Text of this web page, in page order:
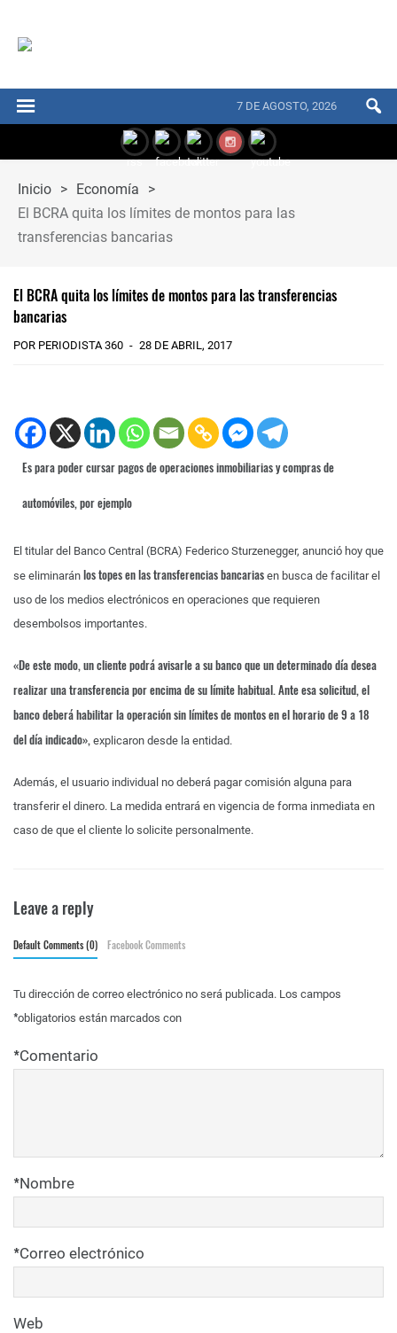
7 DE AGOSTO, 2026
Inicio > Economía
>
El BCRA quita los límites de montos para las
transferencias bancarias
El BCRA quita los límites de montos para las transferencias
bancarias
POR PERIODISTA 360 28 DE ABRIL, 2017
Es para poder cursar pagos de operaciones inmobiliarias y compras de
automóviles, por ejemplo
El titular del Banco Central (BCRA) Federico Sturzenegger, anunció hoy que
se eliminarán los topes en las transferencias bancarias en busca de facilitar el
uso de los medios electrónicos en operaciones que requieren
desembolsos importantes.
«De este modo, un cliente podrá avisarle a su banco que un determinado día desea
realizar una transferencia por encima de su límite habitual. Ante esa solicitud, el
banco deberá habilitar la operación sin límites de montos en el horario de 9 a 18
del día indicado», explicaron desde la entidad.
Además, el usuario individual no deberá pagar comisión alguna para
transferir el dinero. La medida entrará en vigencia de forma inmediata en
caso de que el cliente lo solicite personalmente.
Leave a reply
Default Comments (0) Facebook Comments
Tu dirección de correo electrónico no será publicada. Los campos
obligatorios están marcados con
*
Comentario
*
Nombre
*
Correo electrónico
*
Web